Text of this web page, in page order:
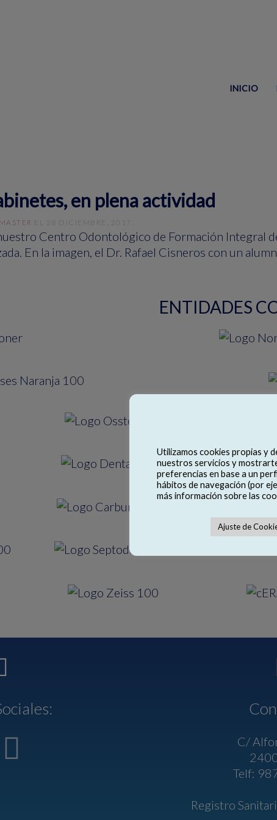
INICIO
en plena actividad
EL 28 DICIEMBRE, 2017
Centro Odontológico de Formación Integral
En la imagen, el Dr. Rafael Cisneros con un
ENTIDADES
C/
Telf:
Registro
Utilizamos cookies propias y
nuestros servicios y
preferencias en base a un
hábitos de navegación (por
más información sobre las
Ajuste de